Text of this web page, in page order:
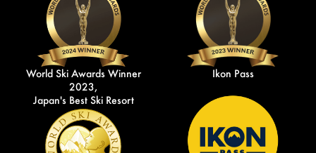
World Ski Awards Winner
2023,
Japan's Best Ski Resort
Ikon Pass